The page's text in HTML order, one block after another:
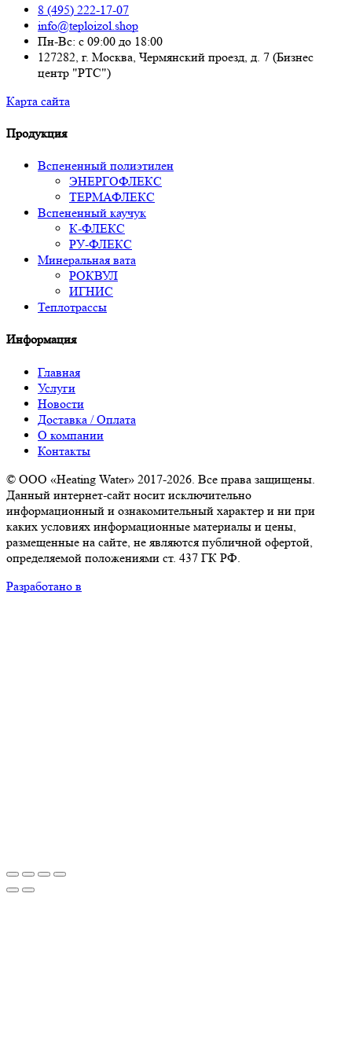
8 (495) 222-17-07
info@teploizol.shop
Пн-Вс: с 09:00 до 18:00
127282, г. Москва, Чермянский проезд, д. 7 (Бизнес
центр "РТС")
Карта сайта
Продукция
Вспененный полиэтилен
ЭНЕРГОФЛЕКС
ТЕРМАФЛЕКС
Вспененный каучук
К-ФЛЕКС
РУ-ФЛЕКС
Минеральная вата
РОКВУЛ
ИГНИС
Теплотрассы
Информация
Главная
Услуги
Новости
Доставка / Оплата
О компании
Контакты
© ООО «Heating Water» 2017-2026. Все права защищены.
Данный интернет-сайт носит исключительно
информационный и ознакомительный характер и ни при
каких условиях информационные материалы и цены,
размещенные на сайте, не являются публичной офертой,
определяемой положениями ст. 437 ГК РФ.
Разработано в